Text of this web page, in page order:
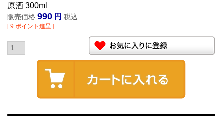
原酒 300ml
販売価格 990 税込
[ 9 ポイント進呈 ]